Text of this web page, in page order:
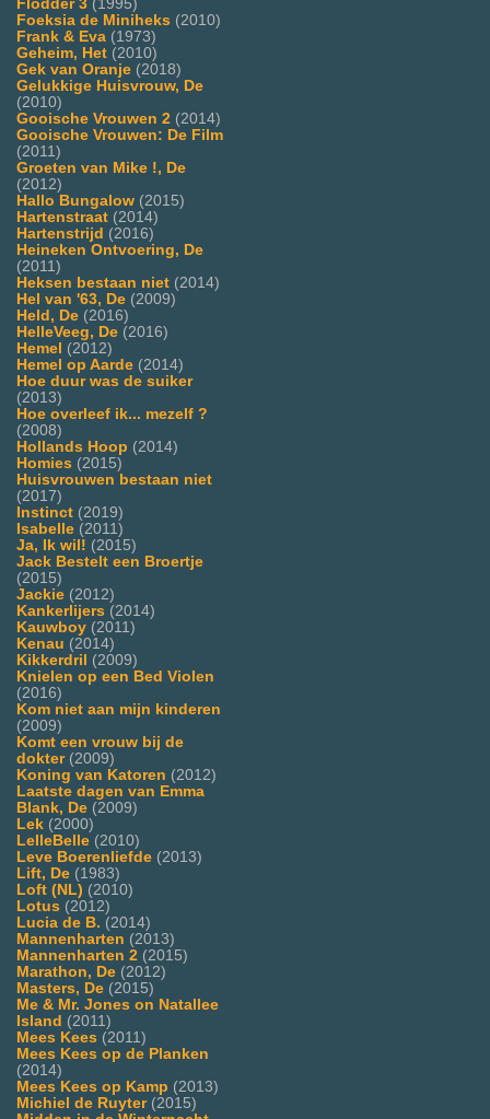
Flodder 3 (1995)
Foeksia de Miniheks (2010)
Frank & Eva (1973)
Geheim, Het (2010)
Gek van Oranje (2018)
Gelukkige Huisvrouw, De
(2010)
Gooische Vrouwen 2 (2014)
Gooische Vrouwen: De Film
(2011)
Groeten van Mike !, De
(2012)
Hallo Bungalow (2015)
Hartenstraat (2014)
Hartenstrijd (2016)
Heineken Ontvoering, De
(2011)
Heksen bestaan niet (2014)
Hel van '63, De (2009)
Held, De (2016)
HelleVeeg, De (2016)
Hemel (2012)
Hemel op Aarde (2014)
Hoe duur was de suiker
(2013)
Hoe overleef ik... mezelf ?
(2008)
Hollands Hoop (2014)
Homies (2015)
Huisvrouwen bestaan niet
(2017)
Instinct (2019)
Isabelle (2011)
Ja, Ik wil! (2015)
Jack Bestelt een Broertje
(2015)
Jackie (2012)
Kankerlijers (2014)
Kauwboy (2011)
Kenau (2014)
Kikkerdril (2009)
Knielen op een Bed Violen
(2016)
Kom niet aan mijn kinderen
(2009)
Komt een vrouw bij de
dokter(2009)
Koning van Katoren (2012)
Laatste dagen van Emma
Blank, De (2009)
Lek (2000)
LelleBelle (2010)
Leve Boerenliefde (2013)
Lift, De (1983)
Loft (NL) (2010)
Lotus (2012)
Lucia de B. (2014)
Mannenharten (2013)
Mannenharten 2 (2015)
Marathon, De (2012)
Masters, De (2015)
Me & Mr. Jones on Natallee
Island (2011)
Mees Kees (2011)
Mees Kees op de Planken
(2014)
Mees Kees op Kamp (2013)
Michiel de Ruyter(2015)